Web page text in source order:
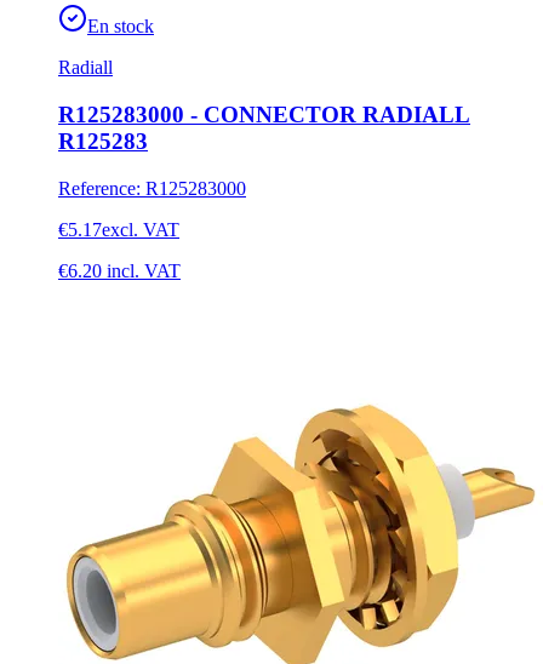
En stock
Radiall
R125283000 - CONNECTOR RADIALL
R125283
Reference: R125283000
€5.17excl. VAT
€6.20 incl. VAT